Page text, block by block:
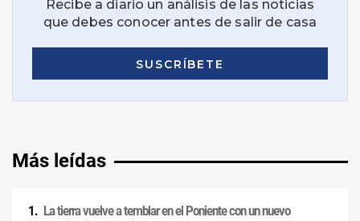
Más leídas
La tierra vuelve a temblar en el Poniente con un nuevo